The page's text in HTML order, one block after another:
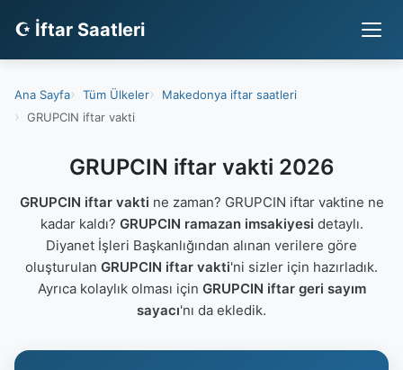
☪ İftar Saatleri
Ana Sayfa Tüm Ülkeler
Makedonya iftar saatleri
GRUPCIN iftar vakti
GRUPCIN iftar vakti 2026
GRUPCIN iftar vakti ne zaman? GRUPCIN iftar vaktine ne
kadar kaldı? GRUPCIN ramazan imsakiyesi detaylı.
Diyanet İşleri Başkanlığından alınan verilere göre
oluşturulan GRUPCIN iftar vakti'ni sizler için hazırladık.
Ayrıca kolaylık olması için GRUPCIN iftar geri sayım
sayacı'nı da ekledik.